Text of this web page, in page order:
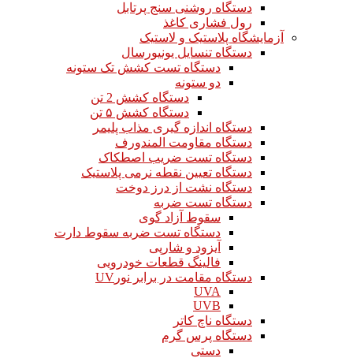
دستگاه روشنی سنج پرتابل
رول فشاری کاغذ
آزمایشگاه پلاستیک و لاستیک
دستگاه تنسایل یونیورسال
دستگاه تست کشش تک ستونه
دو ستونه
دستگاه کشش 2 تن
دستگاه کشش ۵ تن
دستگاه اندازه گیری مذاب پلیمر
دستگاه مقاومت المندورف
دستگاه تست ضریب اصطکاک
دستگاه تعیین نقطه نرمی پلاستیک
دستگاه نشت از درز دوخت
دستگاه تست ضربه
سقوط آزاد گوی
دستگاه تست ضربه سقوط دارت
آیزود و شارپی
فالینگ قطعات خودرویی
دستگاه مقامت در برابر نورUV
UVA
UVB
دستگاه ناچ کاتر
دستگاه پرس گرم
دستی